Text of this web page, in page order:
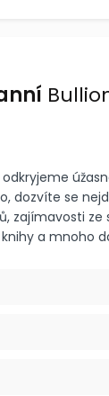
dozvíte se
zajímavosti ze
a mnoho